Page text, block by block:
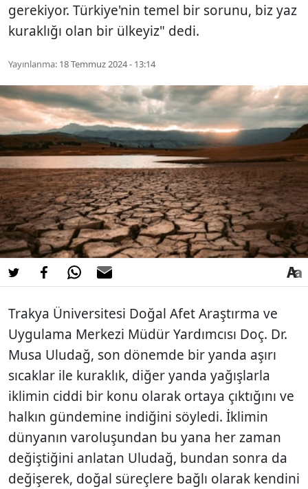
gerekiyor. Türkiye'nin temel bir sorunu, biz yaz
kuraklığı olan bir ülkeyiz" dedi.
Yayınlanma: 18 Temmuz 2024 - 13:14
Trakya Üniversitesi Doğal Afet Araştırma ve
Uygulama Merkezi Müdür Yardımcısı Doç. Dr.
Musa Uludağ, son dönemde bir yanda aşırı
sıcaklar ile kuraklık, diğer yanda yağışlarla
iklimin ciddi bir konu olarak ortaya çıktığını ve
halkın gündemine indiğini söyledi. İklimin
dünyanın varoluşundan bu yana her zaman
değiştiğini anlatan Uludağ, bundan sonra da
değişerek, doğal süreçlere bağlı olarak kendini